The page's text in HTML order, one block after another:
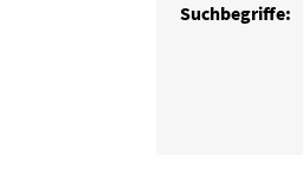
Suchbegriffe: